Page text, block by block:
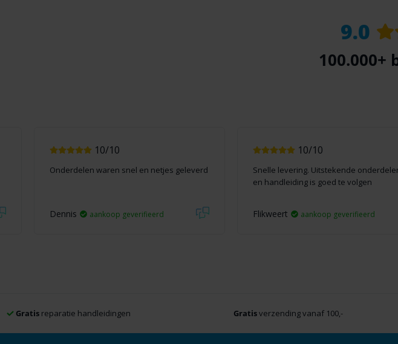
9.0
100.000+
10/10
Onderdelen waren snel en netjes geleverd
Dennis aankoop geverifieerd
10/10
Snelle levering. Uitstekende
en handleiding is goed te volgen
Flikweert aankoop geverifieerd
Gratisreparatie handleidingen Gratisverzending vanaf 100,-